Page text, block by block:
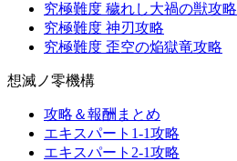
究極難度 穢れし大禍の獣攻略
究極難度 神刃攻略
究極難度 歪空の焔獄竜攻略
想滅ノ零機構
攻略＆報酬まとめ
エキスパート1-1攻略
エキスパート2-1攻略